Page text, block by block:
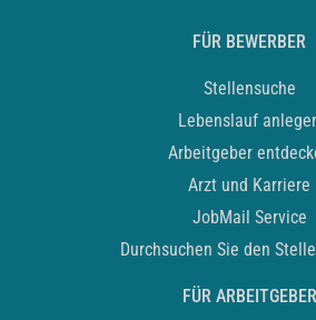
FÜR BEWERBER
Stellensuche
Lebenslauf
Arbeitgeber
Arzt und Karriere
JobMail Service
Durchsuchen Sie den
FÜR ARBEITGEBER